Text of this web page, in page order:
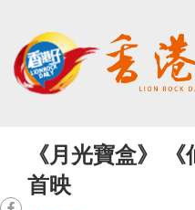
《月光寶盒》
首映